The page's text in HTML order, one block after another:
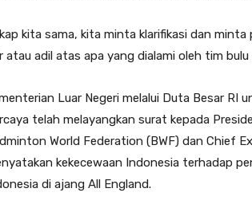
kita sama, kita minta klarifikasi dan
atau adil atas apa yang dialami oleh tim bulu
Luar Negeri melalui Duta Besar RI
telah melayangkan surat kepada
World Federation (BWF) dan Chief
kekecewaan Indonesia terhadap
di ajang All England.